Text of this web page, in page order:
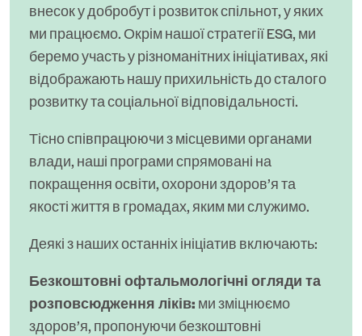
внесок у добробут і розвиток спільнот, у яких
ми працюємо. Окрім нашої стратегії ESG, ми
беремо участь у різноманітних ініціативах, які
відображають нашу прихильність до сталого
розвитку та соціальної відповідальності.
Тісно співпрацюючи з місцевими органами
влади, наші програми спрямовані на
покращення освіти, охорони здоров’я та
якості життя в громадах, яким ми служимо.
Деякі з наших останніх ініціатив включають:
Безкоштовні офтальмологічні огляди та
розповсюдження ліків: ми зміцнюємо
здоров’я, пропонуючи безкоштовні